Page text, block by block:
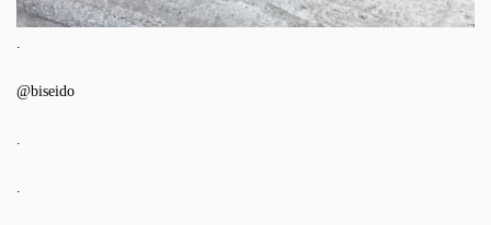
@biseido